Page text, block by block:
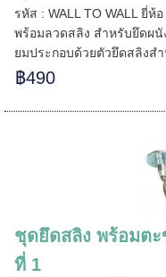
รหัส : WALL TO WALL ยี่
พร้อมลวดสลิง สำหรับยึดผนั
ยมประกอบด้วยตัวยึดสลิงส
฿490
ชุดยึดสลิง พร้อมต
ที่ 1